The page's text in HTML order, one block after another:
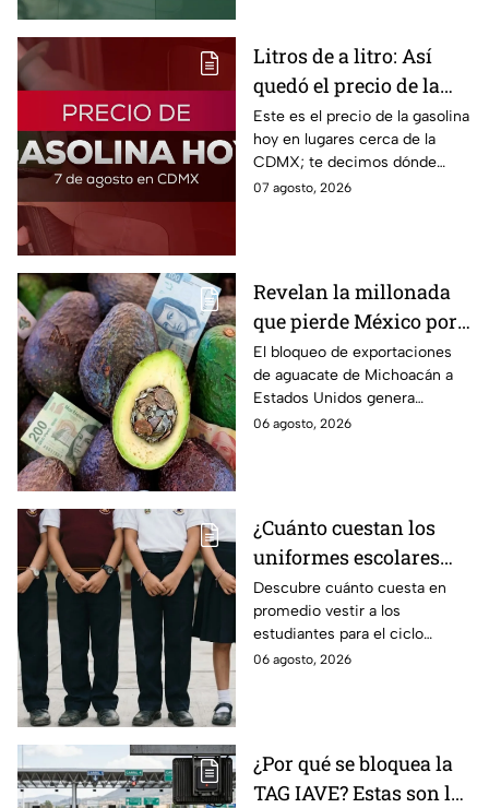
Litros de a litro: Así
quedó el precio de la
gasolina HOY
Este es el precio de la gasolina
hoy en lugares cerca de la
CDMX; te decimos dónde
encontrarla más barata este
07 agosto, 2026
Revelan la millonada
que pierde México por
el bloqueo de Estados
Unidos al aguate de
Michoacán
El bloqueo de exportaciones
de aguacate de Michoacán a
Estados Unidos genera
pérdidas millonarias.
06 agosto, 2026
¿Cuánto cuestan los
uniformes escolares
para el regreso a clases
2026, según su grado?
Descubre cuánto cuesta en
promedio vestir a los
estudiantes para el ciclo
escolar 2026-2027 y consejos
06 agosto, 2026
¿Por qué se bloquea la
TAG IAVE? Estas son las